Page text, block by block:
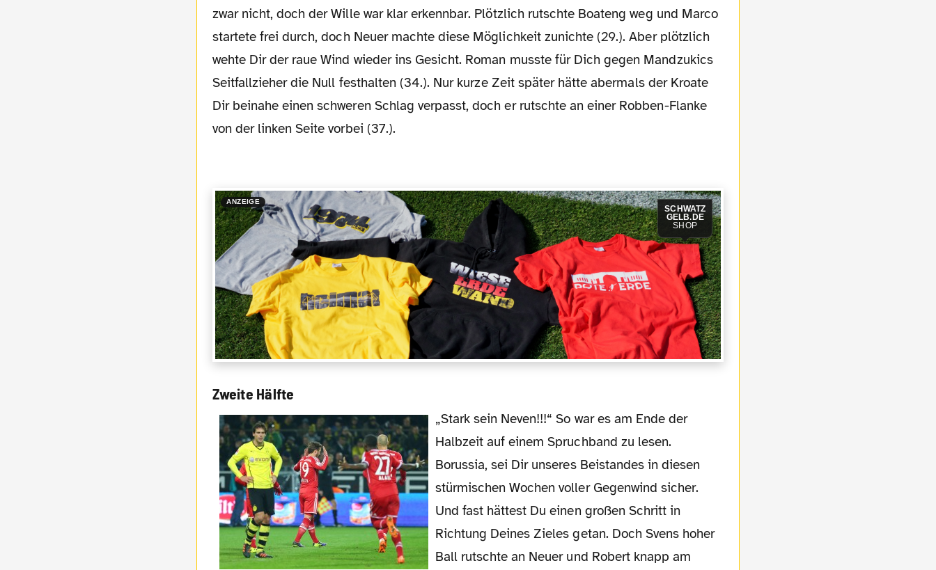
zwar nicht, doch der Wille war klar erkennbar. Plötzlich rutschte Boateng weg und Marco
startete frei durch, doch Neuer machte diese Möglichkeit zunichte (29.). Aber plötzlich
wehte Dir der raue Wind wieder ins Gesicht. Roman musste für Dich gegen Mandzukics
Seitfallzieher die Null festhalten (34.). Nur kurze Zeit später hätte abermals der Kroate
Dir beinahe einen schweren Schlag verpasst, doch er rutschte an einer Robben-Flanke
von der linken Seite vorbei (37.).
ANZEIGE
SCHWATZ
GELB.DE
SHOP
Zweite Hälfte
„Stark sein Neven!!!“ So war es am Ende der
Halbzeit auf einem Spruchband zu lesen.
Borussia, sei Dir unseres Beistandes in diesen
stürmischen Wochen voller Gegenwind sicher.
Und fast hättest Du einen großen Schritt in
Richtung Deines Zieles getan. Doch Svens hoher
Ball rutschte an Neuer und Robert knapp am